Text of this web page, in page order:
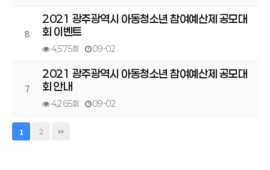
8
2021 광주광역시 아동청소년 참여예산제 공모대
회 이벤트
4,575회 09-02
7
2021 광주광역시 아동청소년 참여예산제 공모대
회 안내
4,265회 09-02
1 2